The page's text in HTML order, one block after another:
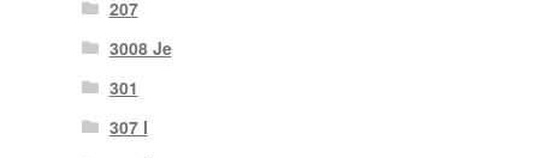
207
3008 Je
301
307 I